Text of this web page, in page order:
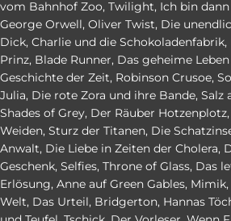
vom Bahnhof Zoo, Twilight, Ich bin
George Orwell, Oliver Twist, Die
Dick, Charlie und die Schokoladenfabrik,
Prinz, Blade Runner, Das geheime
Geschichte der Zeit, Robinson Crusoe,
Julia, Die rote Zora und ihre Bande, Salz
Shades of Grey, Der Räuber Hotzenplotz,
Weiden, Sturz der Titanen, Die
Anwalt, Die Liebe in Zeiten der Cholera,
Geschenk, Selfies, Throne of Glass, Das
Erlösung, Anne auf Green Gables, Mimik,
Welt, Das Urteil, Bridgerton, Hannas